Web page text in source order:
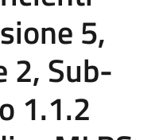
5,
2, Sub-
1.1.2